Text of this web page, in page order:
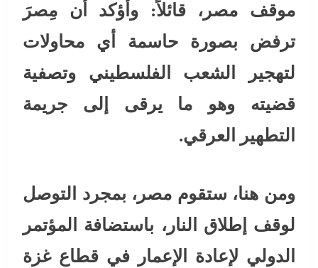
موقف مصر، قائلاً: وأؤكد أن مِصرَ
ترفض بصورة حاسمة أي محاولات
لتهجير الشعب الفلسطيني وتصفية
قضيته وهو ما يرقى إلى جريمة
التطهير العرقي.
ومن هنا، ستقوم مصر، بمجرد التوصل
لوقف إطلاق النار، باستضافة المؤتمر
الدولي لإعادة الإعمار في قطاع غزة